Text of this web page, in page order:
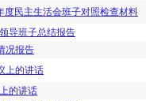
民主生活会班子对照检查材料
导班子总结报告
况报告
上的讲话
的讲话